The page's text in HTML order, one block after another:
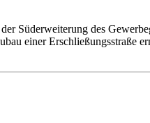
Süderweiterung des
einer Erschließungsstraße